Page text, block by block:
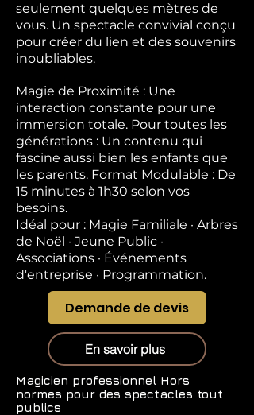
seulement quelques mètres de
vous. Un spectacle convivial conçu
pour créer du lien et des souvenirs
inoubliables.
Magie de Proximité : Une
interaction constante pour une
immersion totale. Pour toutes les
générations : Un contenu qui
fascine aussi bien les enfants que
les parents. Format Modulable : De
15 minutes à 1h30 selon vos
besoins.
Idéal pour : Magie Familiale · Arbres
de Noël · Jeune Public ·
Associations · Événements
d'entreprise · Programmation.
Demande de devis
En savoir plus
Magicien professionnel Hors
normes pour des spectacles tout
publics